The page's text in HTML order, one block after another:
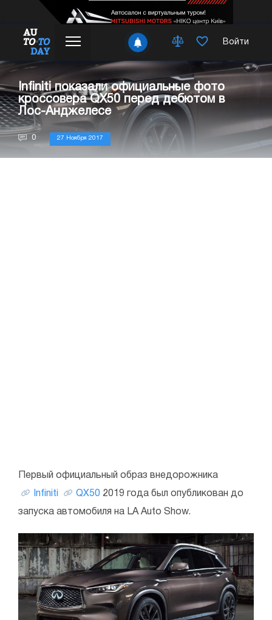
Войти
Infiniti показали официальные фото
кроссовера QX50 перед дебютом в
Лос-Анджелесе
0 27 Ноября 2017
Первый официальный образ внедорожника
Infiniti QX50 2019 года был опубликован до
запуска автомобиля на LA Auto Show.